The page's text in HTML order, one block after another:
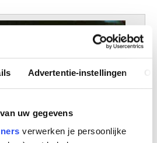
Advertentie-instellingen
uw gegevens
verwerken je persoonlijke